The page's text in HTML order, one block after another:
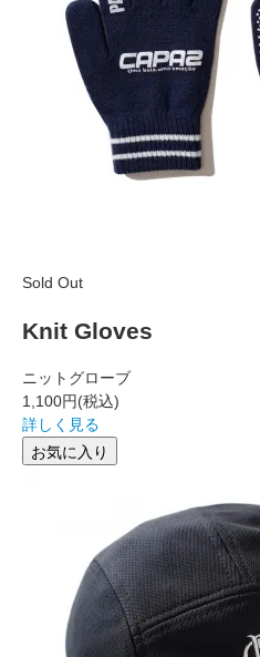
Sold Out
Knit Gloves
ニットグローブ
1,100円(税込)
詳しく見る
お気に入り